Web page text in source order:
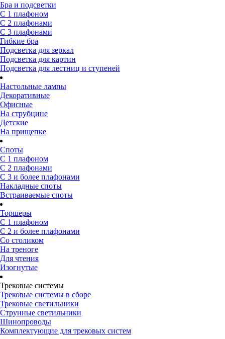
Бра и подсветки
С 1 плафоном
С 2 плафонами
С 3 плафонами
Гибкие бра
Подсветка для зеркал
Подсветка для картин
Подсветка для лестниц и ступеней
Настольные лампы
Декоративные
Офисные
На струбцине
Детские
На прищепке
Споты
С 1 плафоном
С 2 плафонами
С 3 и более плафонами
Накладные споты
Встраиваемые споты
Торшеры
С 1 плафоном
С 2 и более плафонами
Со столиком
На треноге
Для чтения
Изогнутые
Трековые системы
Трековые системы в сборе
Трековые светильники
Струнные светильники
Шинопроводы
Комплектующие для трековых систем